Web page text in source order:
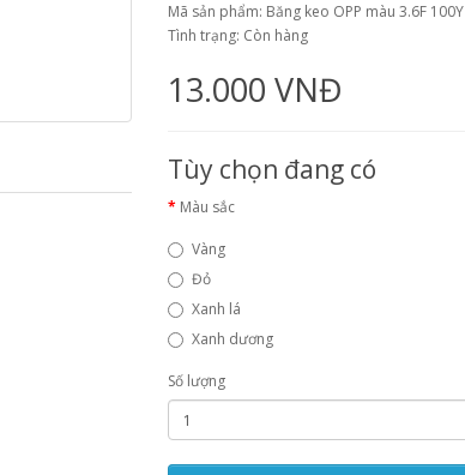
Mã sản phẩm: Băng keo OPP màu 3.6F 100Y
Tình trạng: Còn hàng
13.000 VNĐ
Tùy chọn đang có
Màu sắc
Vàng
Đỏ
Xanh lá
Xanh dương
Số lượng